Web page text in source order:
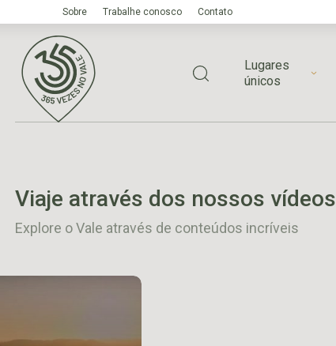
Sobre Trabalhe conosco Contato
Lugares
únicos
Viaje através dos nossos vídeos
Explore o Vale através de conteúdos incríveis